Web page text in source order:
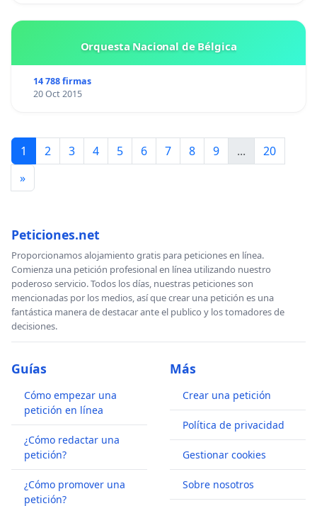
Orquesta Nacional de Bélgica
14 788 firmas
20 Oct 2015
1 2 3 4 5 6 7 8 9 ...
20
»
Peticiones.net
Proporcionamos alojamiento gratis para peticiones en línea.
Comienza una petición profesional en línea utilizando nuestro
poderoso servicio. Todos los días, nuestras peticiones son
mencionadas por los medios, así que crear una petición es una
fantástica manera de destacar ante el publico y los tomadores de
decisiones.
Guías
Cómo empezar una
petición en línea
¿Cómo redactar una
petición?
¿Cómo promover una
petición?
Más
Crear una petición
Política de privacidad
Gestionar cookies
Sobre nosotros